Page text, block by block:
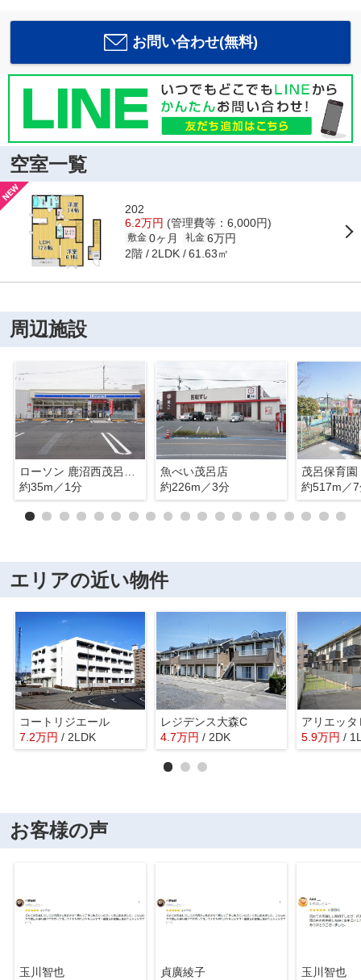
お問い合わせ(無料)
空室一覧
202
6.2万円 (管理費等：6,000円)
敷金 0ヶ月 礼金 6万円
2階 2LDK 61.63㎡
周辺施設
約35m／1分
魚べい茂呂店
約226m／3分
茂呂保育園
約517m／
エリアの近い物件
コートリジエール
7.2万円 / 2LDK
レジデンス大森C
4.7万円 / 2DK
アリエッタ
5.9万円 /
お客様の声
玉川智也 貞廣綾子 玉川智也